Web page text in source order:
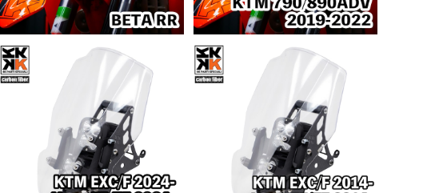
[ 4K ] ラリーキット カーボン [
KTM・Husq・GASGAS ED
マシン 2024～]
¥148,000
[ 4K ] ラリーキット カーボン [
KTM・Husq・GASGAS ED
マシン 2014～2023]
¥148,000
予約商品